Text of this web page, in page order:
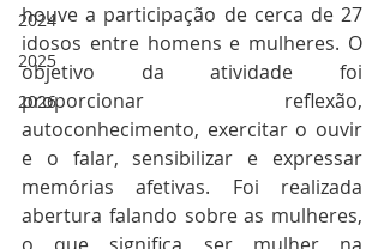
2024
2025
2026
houve a participação de cerca de 27
idosos entre homens e mulheres. O
objetivo da atividade foi
proporcionar reflexão,
autoconhecimento, exercitar o ouvir
e o falar, sensibilizar e expressar
memórias afetivas. Foi realizada
abertura falando sobre as mulheres,